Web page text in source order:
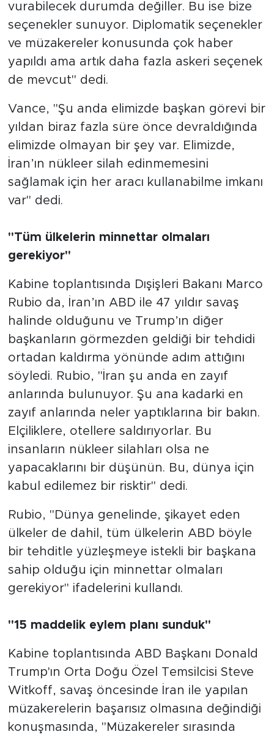
vurabilecek durumda değiller. Bu ise bize
seçenekler sunuyor. Diplomatik seçenekler
ve müzakereler konusunda çok haber
yapıldı ama artık daha fazla askeri seçenek
de mevcut" dedi.
Vance, "Şu anda elimizde başkan görevi bir
yıldan biraz fazla süre önce devraldığında
elimizde olmayan bir şey var. Elimizde,
İran’ın nükleer silah edinmemesini
sağlamak için her aracı kullanabilme imkanı
var" dedi.
"Tüm ülkelerin minnettar olmaları
gerekiyor"
Kabine toplantısında Dışişleri Bakanı Marco
Rubio da, İran’ın ABD ile 47 yıldır savaş
halinde olduğunu ve Trump’ın diğer
başkanların görmezden geldiği bir tehdidi
ortadan kaldırma yönünde adım attığını
söyledi. Rubio, "İran şu anda en zayıf
anlarında bulunuyor. Şu ana kadarki en
zayıf anlarında neler yaptıklarına bir bakın.
Elçiliklere, otellere saldırıyorlar. Bu
insanların nükleer silahları olsa ne
yapacaklarını bir düşünün. Bu, dünya için
kabul edilemez bir risktir" dedi.
Rubio, "Dünya genelinde, şikayet eden
ülkeler de dahil, tüm ülkelerin ABD böyle
bir tehditle yüzleşmeye istekli bir başkana
sahip olduğu için minnettar olmaları
gerekiyor" ifadelerini kullandı.
"15 maddelik eylem planı sunduk"
Kabine toplantısında ABD Başkanı Donald
Trump'ın Orta Doğu Özel Temsilcisi Steve
Witkoff, savaş öncesinde İran ile yapılan
müzakerelerin başarısız olmasına değindiği
konuşmasında, "Müzakereler sırasında